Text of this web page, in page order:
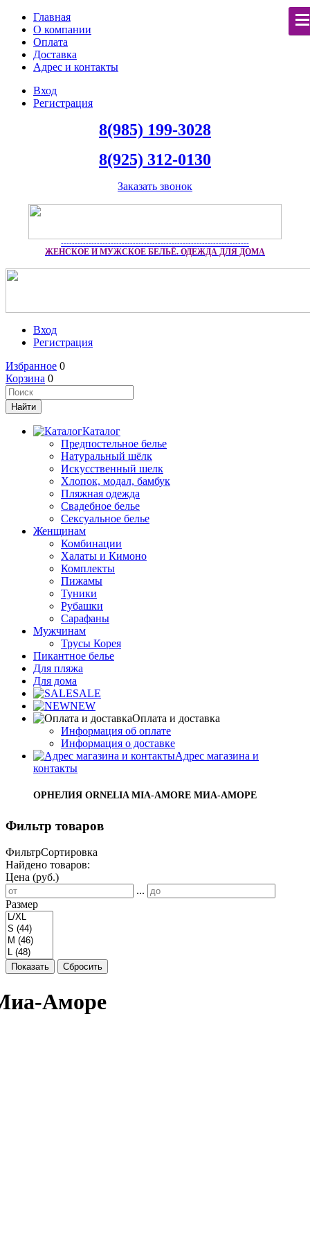
Главная
О компании
Оплата
Доставка
Адрес и контакты
Вход
Регистрация
8(985) 199-3028
8(925) 312-0130
Заказать звонок
--------------------------------------------------------------------
ЖЕНСКОЕ И МУЖСКОЕ БЕЛЬЁ. ОДЕЖДА ДЛЯ ДОМА
Вход
Регистрация
Избранное 0
Корзина 0
Каталог
Предпостельное белье
Натуральный шёлк
Искусственный шелк
Хлопок, модал, бамбук
Пляжная одежда
Свадебное белье
Сексуальное белье
Женщинам
Комбинации
Халаты и Кимоно
Комплекты
Пижамы
Туники
Рубашки
Сарафаны
Мужчинам
Трусы Корея
Пикантное белье
Для пляжа
Для дома
SALE
NEW
Оплата и доставка
Информация об оплате
Информация о доставке
Адрес магазина и
контакты
ОРНЕЛИЯ ORNELIA MIA-AMORE МИА-АМОРЕ
Фильтр товаров
ФильтрСортировка
Найдено товаров:
Цена (руб.)
...
Размер
Показать Сбросить
Аморе